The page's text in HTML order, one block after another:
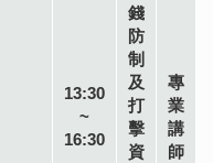
13:30
~
16:30
錢
防
制
及
打
擊
資
專
業
講
師